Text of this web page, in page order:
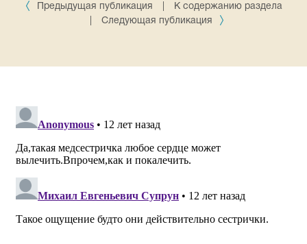
Предыдущая публикация
К содержанию раздела
Следующая публикация